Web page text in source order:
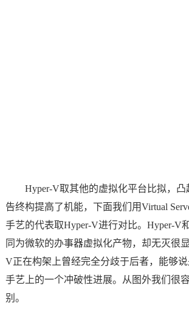
Hyper-V取其他的虚拟化平台比拟，凸
告终构提高了机能，下面我们用Virtual
手艺的代表取Hyper-V进行对比。Hyper-V
同为微软的办事器虚拟化产物，却无灭很
V正在构架上曾经完全分歧于后者，能够
手艺上的一个冲破性进展。从图外我们很
别。